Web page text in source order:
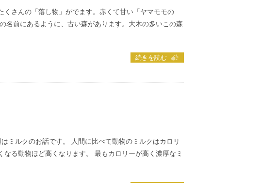
くさんの「落し物」がでます。赤くて甘い「ヤマモモの
名前にあるように、古い森があります。大木の多いこの森
続きを読む
ミルクのお話です。 人間に比べて動物のミルクはカロリ
なる動物ほど高くなります。 最もカロリーが高く濃厚なミ